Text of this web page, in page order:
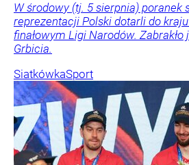
W środowy (tj. 5 sierpnia) poranek
reprezentacji Polski dotarli do
finałowym Ligi Narodów.
Grbicia.
SiatkówkaSport